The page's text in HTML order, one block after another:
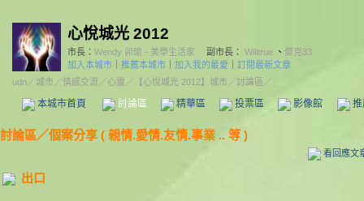
心悅城光 2012
市長： Wendy 卯瑜 - 美學生活家 副市長： Willtrue 、 傑克33
加入本城市
推薦本城市 加入我的最愛
訂閱最新文章
udn／城市 ／情感交流 ／心靈 ／ 【心悅城光 2012】城市 ／討論區／
本城市首頁 討論區 精華區 投票區 影像館
討論區／個案分享 ( 親情.愛情.友情.事業 .. 等 )
看回應文
出口